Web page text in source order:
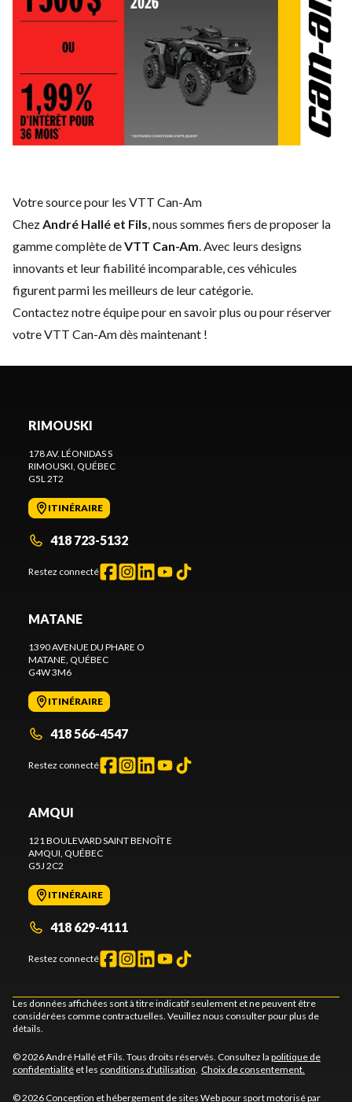
Votre source pour les VTT Can-Am
ChezAndré Hallé et Fils, nous sommes fiers de proposer la
gamme complète deVTT Can-Am. Avec leurs designs
innovants et leur fiabilité incomparable, ces véhicules
figurent parmi les meilleurs de leur catégorie.
Contactez notre équipepour en savoir plus ou pour réserver
votre VTT Can-Am dès maintenant !
RIMOUSKI
178 AV. LÉONIDAS S
RIMOUSKI, QUÉBEC
G5L 2T2
ITINÉRAIRE
418 723-5132
Restez connecté
MATANE
1390 AVENUE DU PHARE O
MATANE, QUÉBEC
G4W 3M6
ITINÉRAIRE
418 566-4547
Restez connecté
AMQUI
121 BOULEVARD SAINT BENOÎT E
AMQUI, QUÉBEC
G5J 2C2
ITINÉRAIRE
418 629-4111
Restez connecté
Les données affichées sont à titre indicatif seulement et ne peuvent être
considérées comme contractuelles. Veuillez nous consulter pour plus de
détails.
© 2026 André Hallé et Fils. Tous droits réservés. Consultez la politique de
confidentialité et les conditions d'utilisation. Choix de consentement.
© 2026 Conception et hébergement de sites Web pour sport motorisé par